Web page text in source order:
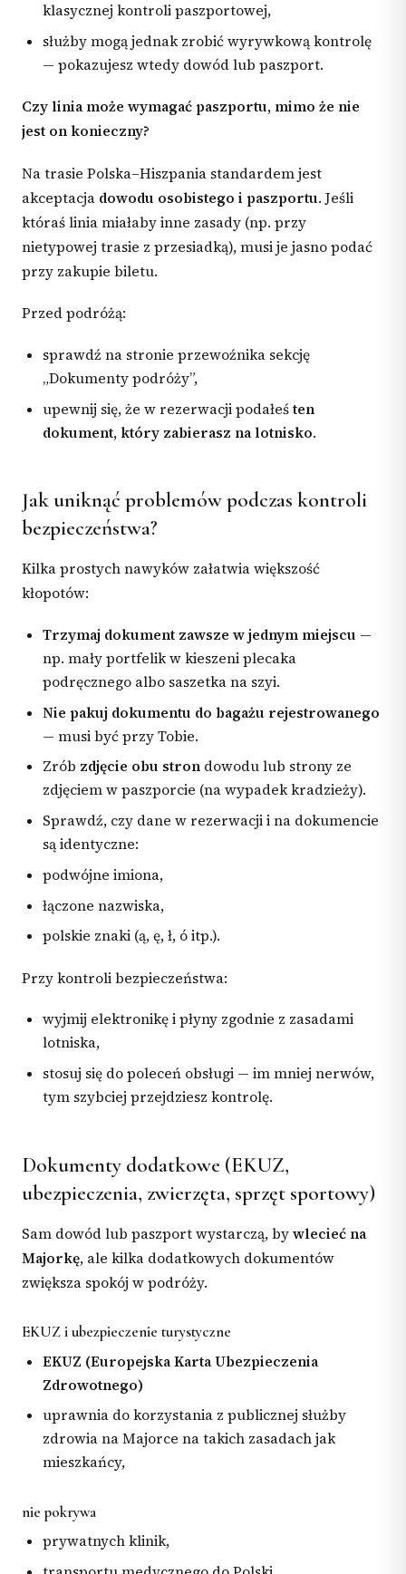
klasycznej kontroli paszportowej,
służby mogą jednak zrobić wyrywkową kontrolę
— pokazujesz wtedy dowód lub paszport.
Czy linia może wymagać paszportu, mimo że nie
jest on konieczny?
Na trasie Polska–Hiszpania standardem jest
akceptacja dowodu osobistego i paszportu. Jeśli
któraś linia miałaby inne zasady (np. przy
nietypowej trasie z przesiadką), musi je jasno podać
przy zakupie biletu.
Przed podróżą:
sprawdź na stronie przewoźnika sekcję
„Dokumenty podróży”,
upewnij się, że w rezerwacji podałeśten
dokument, który zabierasz na lotnisko.
Jak uniknąć problemów podczas kontroli
bezpieczeństwa?
Kilka prostych nawyków załatwia większość
kłopotów:
Trzymaj dokument zawsze w jednym miejscu —
np. mały portfelik w kieszeni plecaka
podręcznego albo saszetka na szyi.
Nie pakuj dokumentu do bagażu rejestrowanego
— musi być przy Tobie.
Zrób zdjęcie obu stron dowodu lub strony ze
zdjęciem w paszporcie (na wypadek kradzieży).
Sprawdź, czy dane w rezerwacji i na dokumencie
są identyczne:
podwójne imiona,
łączone nazwiska,
polskie znaki (ą, ę, ł, ó itp.).
Przy kontroli bezpieczeństwa:
wyjmij elektronikę i płyny zgodnie z zasadami
lotniska,
stosuj się do poleceń obsługi — im mniej nerwów,
tym szybciej przejdziesz kontrolę.
Dokumenty dodatkowe (EKUZ,
ubezpieczenia, zwierzęta, sprzęt sportowy)
Sam dowód lub paszport wystarczą, bywlecieć na
Majorkę, ale kilka dodatkowych dokumentów
zwiększa spokój w podróży.
EKUZ i ubezpieczenie turystyczne
EKUZ (Europejska Karta Ubezpieczenia
Zdrowotnego)
uprawnia do korzystania z publicznej służby
zdrowia na Majorce na takich zasadach jak
mieszkańcy,
nie pokrywa
prywatnych klinik,